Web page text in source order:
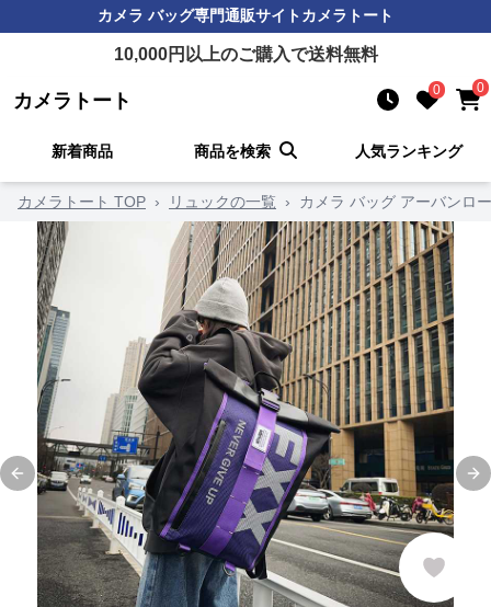
カメラ バッグ専門通販サイトカメラトート
10,000円以上のご購入で送料無料
カメラトート 0 0
新着商品 商品を検索 人気ランキング
カメラトート TOP › リュックの一覧 › カメラ バッグ アーバンロ
Previous slide